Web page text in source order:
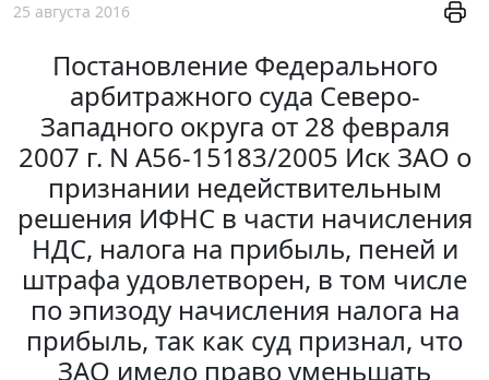
25 августа 2016
Постановление Федерального
арбитражного суда Северо-
Западного округа от 28 февраля
2007 г. N А56-15183/2005 Иск ЗАО о
признании недействительным
решения ИФНС в части начисления
НДС, налога на прибыль, пеней и
штрафа удовлетворен, в том числе
по эпизоду начисления налога на
прибыль, так как суд признал, что
ЗАО имело право уменьшать